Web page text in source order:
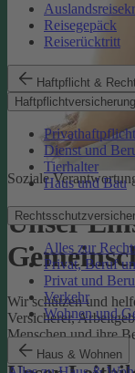
Reisegepäck
Reiserücktritt
Haftpflicht &
Haftpflichtversicherung
Privathaftpflicht
Dienst und
Tierhalter
Haus und Bau
Alles zur
Privat, Beruf
Privat und
Verkehr
Wohnen und
Haus & Wohnen
Soziale
Unser
Wir schützen und
Versicherer,
Menschen und ihre